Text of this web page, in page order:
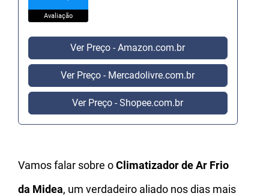
Avaliação
Ver Preço - Amazon.com.br
Ver Preço - Mercadolivre.com.br
Ver Preço - Shopee.com.br
Vamos falar sobre oClimatizador de Ar Frio
da Midea, um verdadeiro aliado nos dias mais